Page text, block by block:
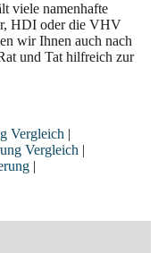
viele namenhafte
HDI oder die VHV
wir Ihnen auch nach
und Tat hilfreich zur
Vergleich |
Vergleich |
|